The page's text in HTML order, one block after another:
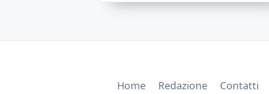
Home Redazione Contatti